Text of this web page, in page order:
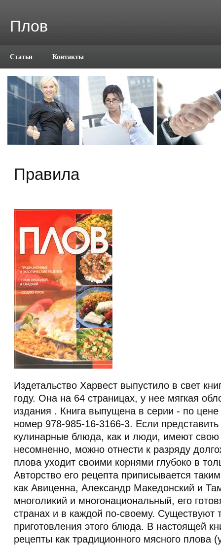
Плов
Статьи Контакты
Правила
Издетальство Харвест выпустило в свет
году. Она на 64 страницах, у нее мягкая
издания . Книга выпущена в серии - по
номер 978-985-16-3166-3. Если представить
кулинарные блюда, как и люди, имеют свою
несомненно, можно отнести к разряду
плова уходит своими корнями глубоко в
Авторство его рецепта приписывается
как Авиценна, Александр Македонский и
многоликий и многонациональный, его
странах и в каждой по-своему. Существуют
приготовления этого блюда. В настоящей
рецепты как традиционного мясного плова